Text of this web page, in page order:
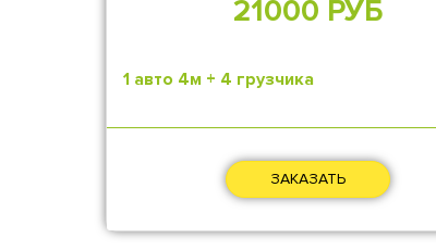
21000 РУБ
1 авто 4м + 4 грузчика
ЗАКАЗАТЬ